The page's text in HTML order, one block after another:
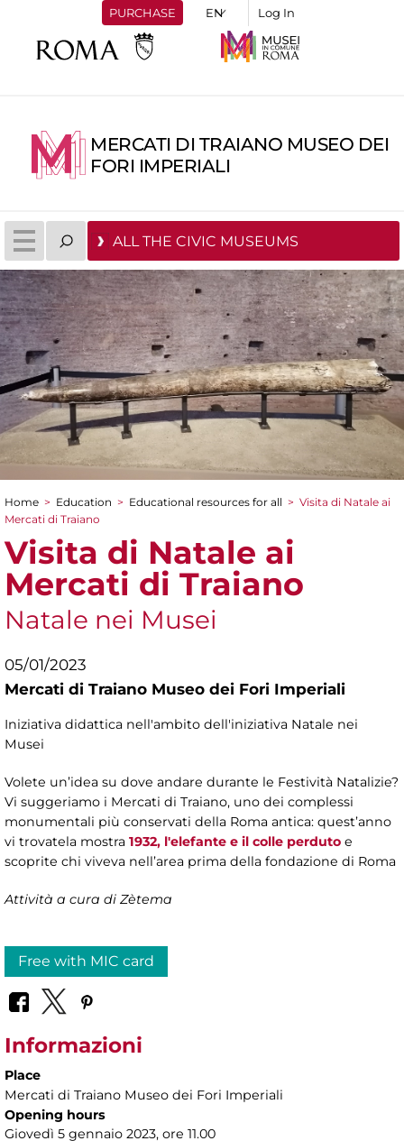
PURCHASE Log In
MERCATI DI TRAIANO MUSEO DEI
FORI IMPERIALI
ALL THE CIVIC MUSEUMS
You are here
Home > Education > Educational resources for all > Visita di Natale ai
Mercati di Traiano
Visita di Natale ai
Mercati di Traiano
Natale nei Musei
05/01/2023
Mercati di Traiano Museo dei Fori Imperiali
Iniziativa didattica nell'ambito dell'iniziativa Natale nei
Musei
Volete un’idea su dove andare durante le Festività Natalizie?
Vi suggeriamo i Mercati di Traiano, uno dei complessi
monumentali più conservati della Roma antica: quest’anno
vi trovatela mostra 1932, l'elefante e il colle perduto e
scoprite chi viveva nell’area prima della fondazione di Roma
Attività a cura di Zètema
Free with MIC card
Informazioni
Place
Mercati di Traiano Museo dei Fori Imperiali
Opening hours
Giovedì 5 gennaio 2023, ore 11.00